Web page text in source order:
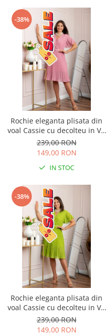
-38%
Rochie eleganta plisata din
voal Cassie cu decolteu in V -
Roz
239,00 RON
149,00 RON
IN STOC
-38%
Rochie eleganta plisata din
voal Cassie cu decolteu in V -
Verde lime
239,00 RON
149,00 RON